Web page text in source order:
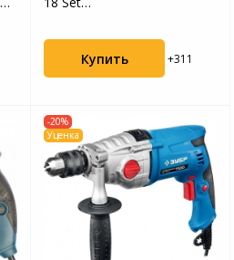
Купить
+311
-20%
Уценка